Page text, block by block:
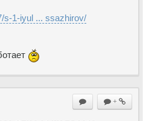
s-1-iyul ... ssazhirov/
+